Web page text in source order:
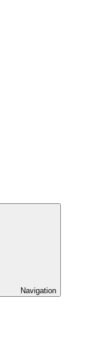
Navigation